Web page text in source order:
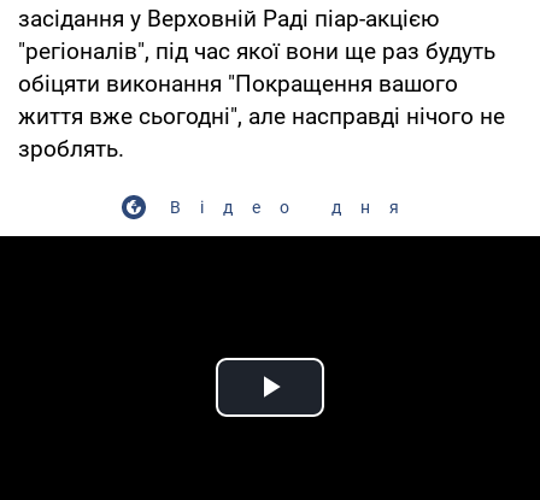
засідання у Верховній Раді піар-акцією
"регіоналів", під час якої вони ще раз будуть
обіцяти виконання "Покращення вашого
життя вже сьогодні", але насправді нічого не
зроблять.
Відео дня
Play Video